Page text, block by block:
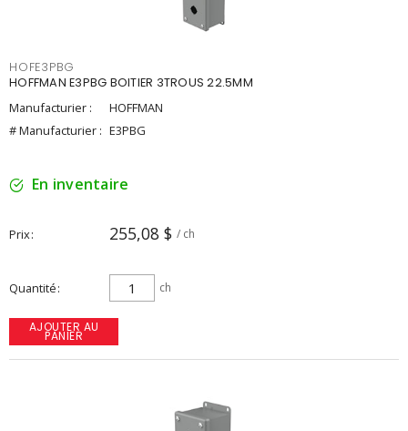
HOFE3PBG
HOFFMAN E3PBG BOITIER 3TROUS 22.5MM
Manufacturier :
HOFFMAN
# Manufacturier : E3PBG
En inventaire
Prix 255,08 $ / ch
Quantité ch
AJOUTER AU
PANIER